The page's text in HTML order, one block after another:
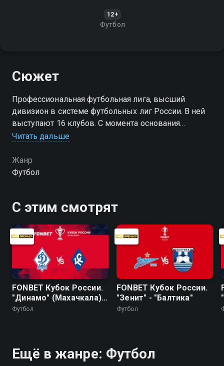
12+
Футбол
Сюжет
Профессиональная футбольная лига, высший
дивизион в системе футбольных лиг России. В ней
выступают 16 клубов. С момента основания
называлась "Российская футбольная премьер—лига"
Читать дальше
Жанр
Футбол
С этим смотрят
FONBET Кубок России.
"Динамо" (Махачкала) -
"Крылья Советов"
Футбол
FONBET Кубок России.
"Зенит" - "Балтика"
Футбол
Ещё в жанре: Футбол